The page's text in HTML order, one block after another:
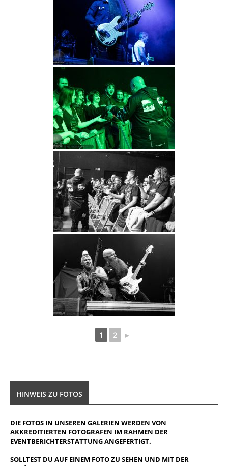
1 2 ►
HINWEIS ZU FOTOS
DIE FOTOS IN UNSEREN GALERIEN WERDEN VON
AKKREDITIERTEN FOTOGRAFEN IM RAHMEN DER
EVENTBERICHTERSTATTUNG ANGEFERTIGT.
SOLLTEST DU AUF EINEM FOTO ZU SEHEN UND MIT DER